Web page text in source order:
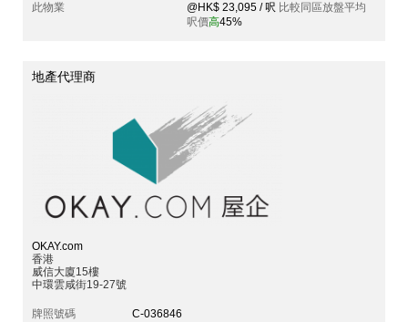
此物業
@HK$ 23,095 / 呎 比較同區放盤平均
呎價高45%
地產代理商
OKAY.com
香港
威信大廈15樓
中環雲咸街19-27號
牌照號碼
C-036846